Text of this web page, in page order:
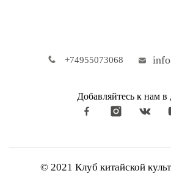
+74955073068
Добавляйтесь к нам в
© 2021 Клуб китайской